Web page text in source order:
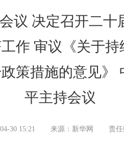
议 决定召开二十
作 审议《关于
策措施的意见》
平主持会议
30 15:21 来源：新华网 责